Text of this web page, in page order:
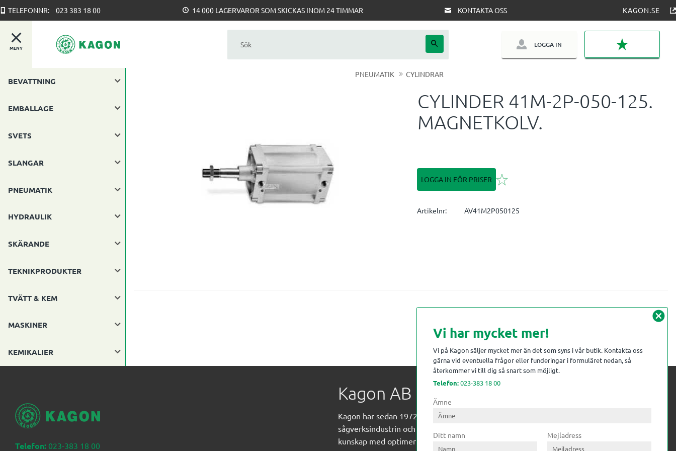
TELEFONNR: 023 383 18 00 14 000 LAGERVAROR SOM SKICKAS INOM 24 TIMMAR KONTAKTA OSS KAGON.SE
MENY LOGGA IN
PNEUMATIK CYLINDRAR
CYLINDER 41M-2P-050-125.
MAGNETKOLV.
LOGGA IN FÖR PRISER Lägg till i favoriter
Artikelnr AV41M2P050125
BEVATTNING
EMBALLAGE
SVETS
SLANGAR
PNEUMATIK
HYDRAULIK
SKÄRANDE
TEKNIKPRODUKTER
TVÄTT & KEM
MASKINER
KEMIKALIER
Telefon: 023-383 18 00
Kagon AB
Kagon har sedan 1972 levererat kompetens till
sågverksindustrin och övrig industri. Till träindustrin tillför vi
kunskap med optimeringslösningar från timmerplanen hela
cancel
Vi har mycket mer!
Vi på Kagon säljer mycket mer än det som syns i vår butik. Kontakta oss
gärna vid eventuella frågor eller funderingar i formuläret nedan, så
återkommer vi till dig så snart som möjligt.
Telefon:023-383 18 00
Ämne
Ditt namn Mejladress